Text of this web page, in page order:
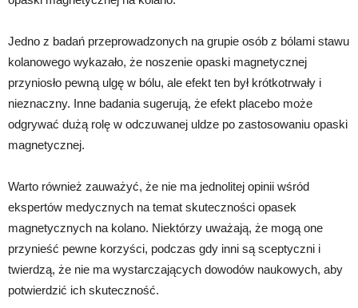
Jedno z badań przeprowadzonych na grupie osób z bólami stawu
kolanowego wykazało, że noszenie opaski magnetycznej
przyniosło pewną ulgę w bólu, ale efekt ten był krótkotrwały i
nieznaczny. Inne badania sugerują, że efekt placebo może
odgrywać dużą rolę w odczuwanej uldze po zastosowaniu opaski
magnetycznej.
Warto również zauważyć, że nie ma jednolitej opinii wśród
ekspertów medycznych na temat skuteczności opasek
magnetycznych na kolano. Niektórzy uważają, że mogą one
przynieść pewne korzyści, podczas gdy inni są sceptyczni i
twierdzą, że nie ma wystarczających dowodów naukowych, aby
potwierdzić ich skuteczność.